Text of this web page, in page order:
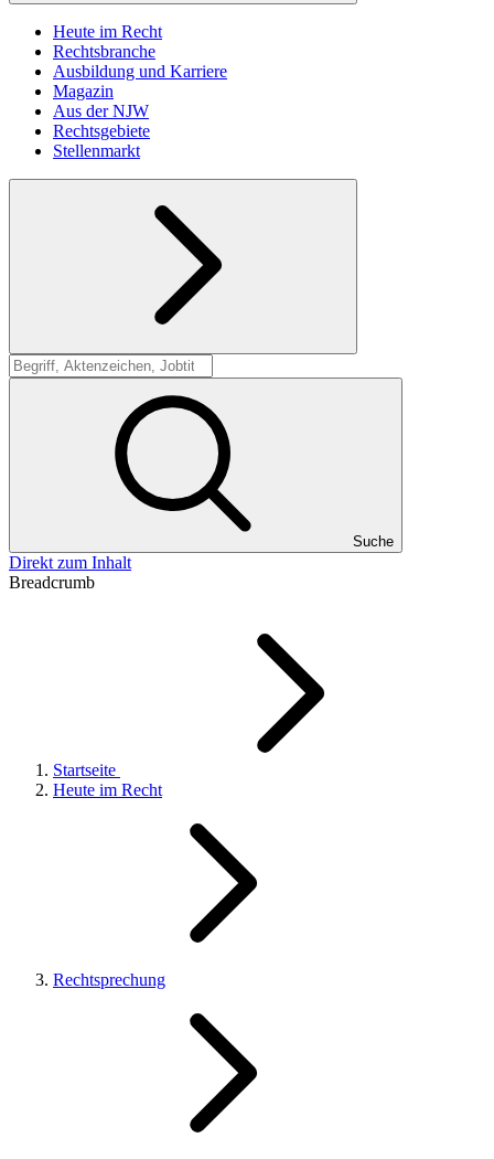
Heute im Recht
Rechtsbranche
Ausbildung und Karriere
Magazin
Aus der NJW
Rechtsgebiete
Stellenmarkt
Suche
Suche
Direkt zum Inhalt
Breadcrumb
Startseite
Heute im Recht
Rechtsprechung